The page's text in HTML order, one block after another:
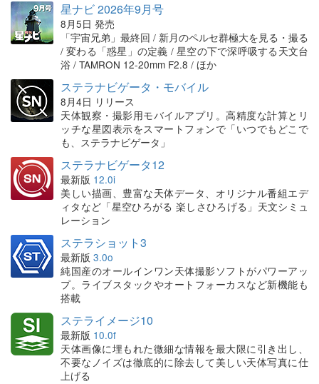
星ナビ 2026年9月号
8月5日 発売
「宇宙兄弟」最終回 / 新月のペルセ群極大を見る・撮る
/ 変わる「惑星」の定義 / 星空の下で深呼吸する天文台
浴 / TAMRON 12-20mm F2.8 / ほか
ステラナビゲータ・モバイル
8月4日 リリース
天体観察・撮影用モバイルアプリ。高精度な計算とリ
ッチな星図表示をスマートフォンで「いつでもどこで
も、ステラナビゲータ」
ステラナビゲータ12
最新版 12.0i
美しい描画、豊富な天体データ、オリジナル番組エデ
ィタなど「星空ひろがる 楽しさひろげる」天文シミュ
レーション
ステラショット3
最新版 3.0o
純国産のオールインワン天体撮影ソフトがパワーアッ
プ。ライブスタックやオートフォーカスなど新機能も
搭載
ステライメージ10
最新版 10.0f
天体画像に埋もれた微細な情報を最大限に引き出し、
不要なノイズは徹底的に除去して美しい天体写真に仕
上げる